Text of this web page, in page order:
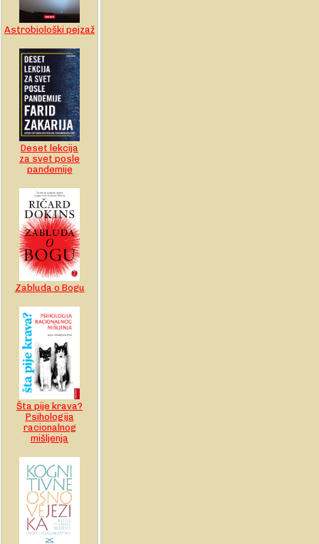
Astrobiološki pejzaž
Deset lekcija
za svet posle
pandemije
Zabluda o Bogu
Šta pije krava?
Psihologija
racionalnog
mišljenja